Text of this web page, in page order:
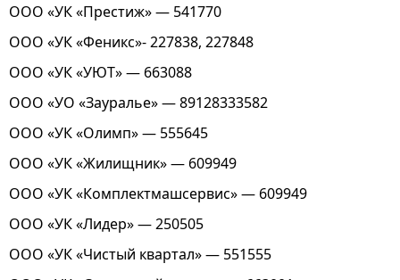
ООО «УК «Престиж» — 541770
ООО «УК «Феникс»- 227838, 227848
ООО «УК «УЮТ» — 663088
ООО «УО «Зауралье» — 89128333582
ООО «УК «Олимп» — 555645
ООО «УК «Жилищник» — 609949
ООО «УК «Комплектмашсервис» — 609949
ООО «УК «Лидер» — 250505
ООО «УК «Чистый квартал» — 551555